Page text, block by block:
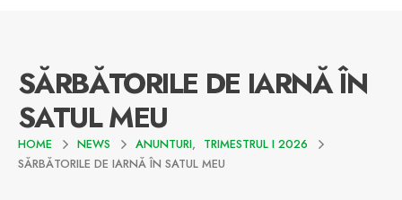
SĂRBĂTORILE DE IARNĂ ÎN
SATUL MEU
HOME NEWS ANUNTURI, TRIMESTRUL I 2026
SĂRBĂTORILE DE IARNĂ ÎN SATUL MEU